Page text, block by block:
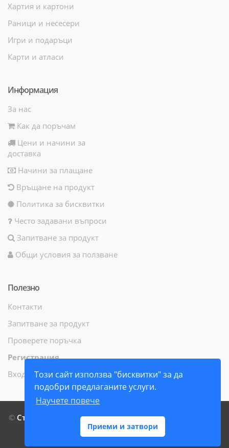
Този сайт използва "бисквитки" за да
подобри предлаганите услуги.
Научете повече
Приеми и затвори
Хартия и картони
Раници и несесери
Игри и подаръци
Карти и атласи
Информация
За нас
Как да поръчам
Цени и начини за
доставка
Начини за плащане
Връщане на продукт
Политика за бисквитки
Често задавани въпроси
Запитване за продукт
Общи условия за ползване
Полезно
Контакти
Запитване за продукт
Проверете поръчка
Регистрация
Вход
© СтамилиБук ЕООД- Всички права запазени - 2014 г. -
2026 г.